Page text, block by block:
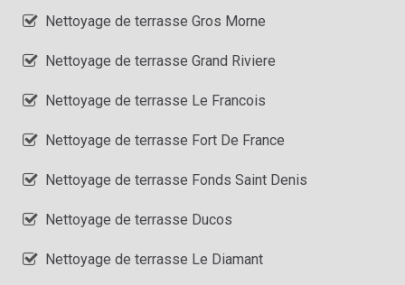
Nettoyage de terrasse Gros Morne
Nettoyage de terrasse Grand Riviere
Nettoyage de terrasse Le Francois
Nettoyage de terrasse Fort De France
Nettoyage de terrasse Fonds Saint Denis
Nettoyage de terrasse Ducos
Nettoyage de terrasse Le Diamant